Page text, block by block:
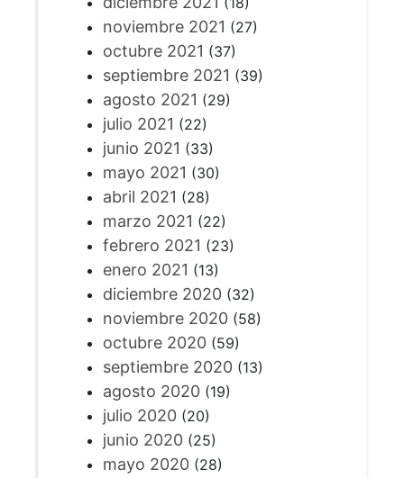
noviembre 2021 (27)
octubre 2021 (37)
septiembre 2021 (39)
agosto 2021 (29)
julio 2021 (22)
junio 2021 (33)
mayo 2021 (30)
abril 2021 (28)
marzo 2021 (22)
febrero 2021 (23)
enero 2021 (13)
diciembre 2020(32)
noviembre 2020(58)
octubre 2020(59)
septiembre 2020(13)
agosto 2020(19)
julio 2020(20)
junio 2020(25)
mayo 2020(28)